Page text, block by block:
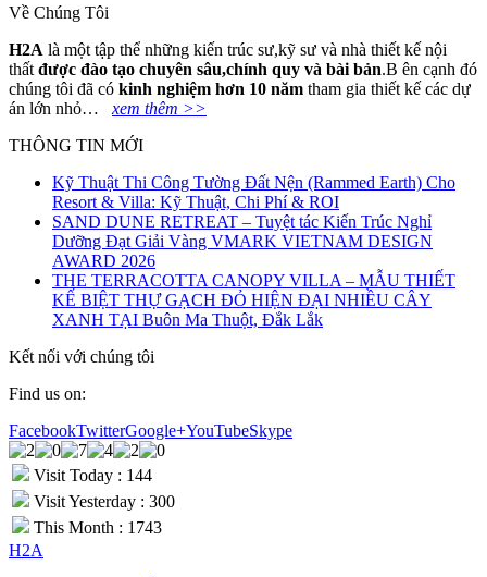
Về Chúng Tôi
H2A là một tập thể những kiến trúc sư,kỹ sư và nhà thiết kế nội
thất được đào tạo chuyên sâu,chính quy và bài bản.B ên cạnh đó
chúng tôi đã có kinh nghiệm hơn 10 năm tham gia thiết kế các dự
án lớn nhỏ… xem thêm >>
THÔNG TIN MỚI
Kỹ Thuật Thi Công Tường Đất Nện (Rammed Earth) Cho
Resort & Villa: Kỹ Thuật, Chi Phí & ROI
SAND DUNE RETREAT – Tuyệt tác Kiến Trúc Nghỉ
Dưỡng Đạt Giải Vàng VMARK VIETNAM DESIGN
AWARD 2026
THE TERRACOTTA CANOPY VILLA – MẪU THIẾT
KẾ BIỆT THỰ GẠCH ĐỎ HIỆN ĐẠI NHIỀU CÂY
XANH TẠI Buôn Ma Thuột, Đắk Lắk
Kết nối với chúng tôi
Find us on:
FacebookTwitterGoogle+YouTubeSkype
Visit Today : 144
Visit Yesterday : 300
This Month : 1743
H2A